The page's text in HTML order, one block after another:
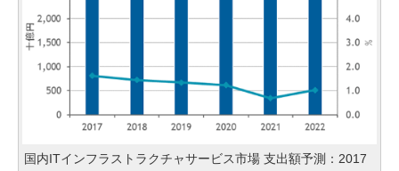
国内ITインフラストラクチャサービス市場 支出額予測：2017